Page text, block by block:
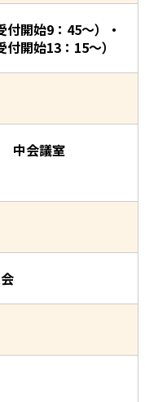
付開始9：45～）・
開始13：15～）
中会議室